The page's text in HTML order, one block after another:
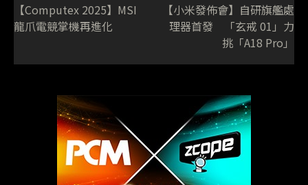
【Computex 2025】MSI
龍爪電競掌機再進化
【小米發佈會】自研旗艦處
理器首發 「玄戒 01」力
挑「A18 Pro」